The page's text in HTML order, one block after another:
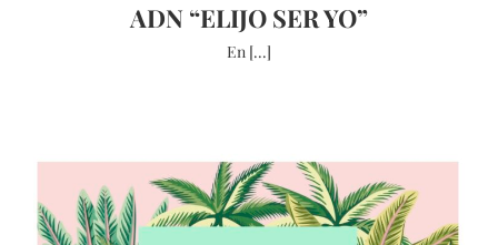
ADN “ELIJO SER YO”
En [...]